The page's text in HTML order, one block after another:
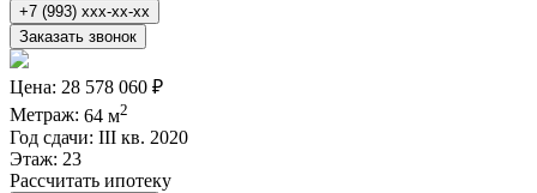
+7 (993) xxx-xx-xx
Заказать звонок
Цена: 28 578 060 ₽
Метраж: 64 м2
Год сдачи: III кв. 2020
Этаж: 23
Рассчитать ипотеку